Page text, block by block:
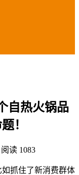
自热火锅品
！
阅读 1083
抓住了新消费群体